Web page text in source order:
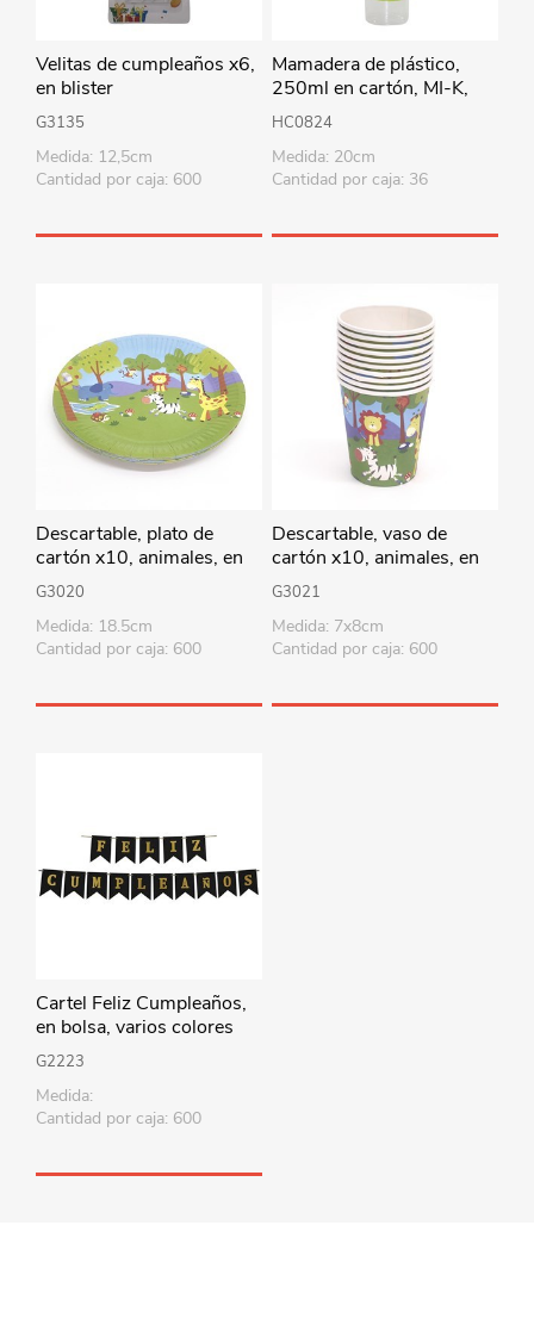
Velitas de cumpleaños x6,
en blister
G3135
Medida: 12,5cm
Cantidad por caja: 600
Mamadera de plástico,
250ml en cartón, MI-K,
varios diseños
HC0824
Medida: 20cm
Cantidad por caja: 36
Descartable, plato de
cartón x10, animales, en
bolsa
G3020
Medida: 18.5cm
Cantidad por caja: 600
Descartable, vaso de
cartón x10, animales, en
bolsa
G3021
Medida: 7x8cm
Cantidad por caja: 600
Cartel Feliz Cumpleaños,
en bolsa, varios colores
G2223
Medida:
Cantidad por caja: 600